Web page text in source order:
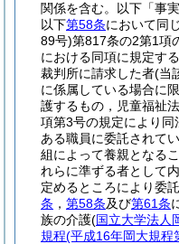
関係を含む。以下「事
以下第58条において同
89号)第817条の2第1項
における同項に規定す
裁判所に請求した者(当
に係属している場合に
護するもの，児童福祉法
項第3号の規定により
ある職員に委託されて
組によって養親となる
れらに準ずる者として
定めるところにより委
条 ， 第58条及び第61条
族の介護(国立大学法人
規程(平成16年岡大規程